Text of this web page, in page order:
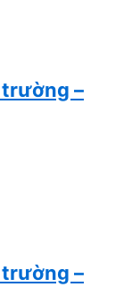
trường –
trường –